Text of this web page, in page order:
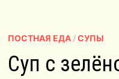
ПОСТНАЯ ЕДА/СУПЫ
Суп с